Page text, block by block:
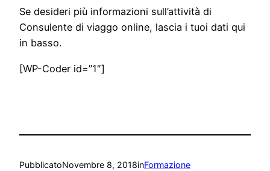
Se desideri più informazioni sull’attività di
Consulente di viaggo online, lascia i tuoi dati qui
in basso.
[WP-Coder id=”1″]
PubblicatoNovembre 8, 2018inFormazione